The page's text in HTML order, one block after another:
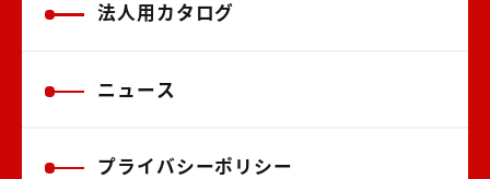
法人用カタログ
ニュース
プライバシーポリシー